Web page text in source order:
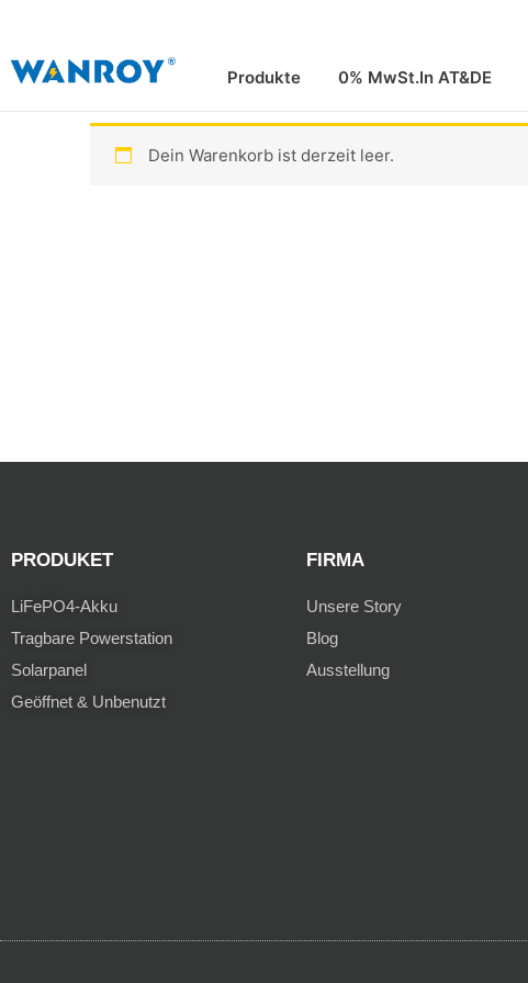
springen
Produkte 0% MwSt.In AT&DE
Dein Warenkorb ist derzeit leer.
PRODUKET
LiFePO4-Akku
Tragbare Powerstation
Solarpanel
Geöffnet & Unbenutzt
FIRMA
Unsere Story
Blog
Ausstellung